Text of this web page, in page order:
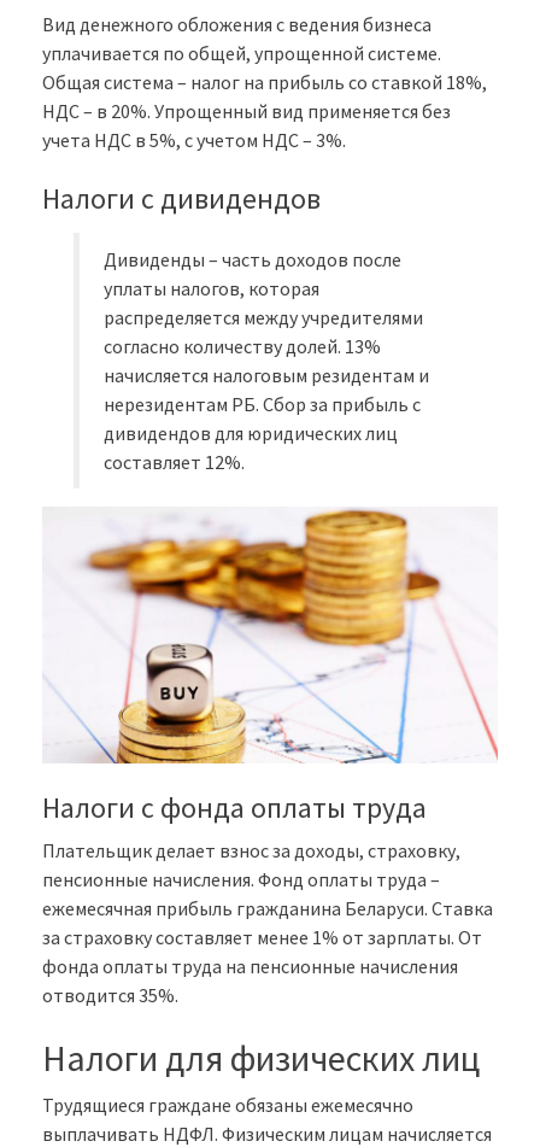
Вид денежного обложения с ведения бизнеса
уплачивается по общей, упрощенной системе.
Общая система – налог на прибыль со ставкой 18%,
НДС – в 20%. Упрощенный вид применяется без
учета НДС в 5%, с учетом НДС – 3%.
Налоги с дивидендов
Дивиденды – часть доходов после
уплаты налогов, которая
распределяется между учредителями
согласно количеству долей. 13%
начисляется налоговым резидентам и
нерезидентам РБ. Сбор за прибыль с
дивидендов для юридических лиц
составляет 12%.
Налоги с фонда оплаты труда
Плательщик делает взнос за доходы, страховку,
пенсионные начисления. Фонд оплаты труда –
ежемесячная прибыль гражданина Беларуси. Ставка
за страховку составляет менее 1% от зарплаты. От
фонда оплаты труда на пенсионные начисления
отводится 35%.
Налоги для физических лиц
Трудящиеся граждане обязаны ежемесячно
выплачивать НДФЛ. Физическим лицам начисляется